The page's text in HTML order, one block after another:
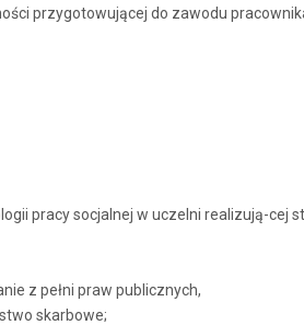
przygotowującej do zawodu
pracy socjalnej w uczelni realizują-
z pełni praw publicznych,
skarbowe;